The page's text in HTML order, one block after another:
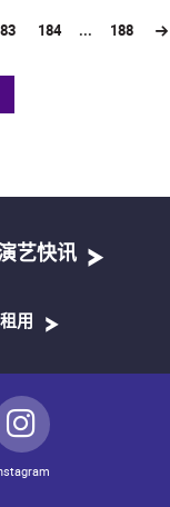
184 ... 188
艺快讯
用